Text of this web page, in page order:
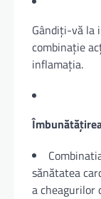
Gândiți-vă la
combinație
inflamația.
sănătatea
a cheagurilor